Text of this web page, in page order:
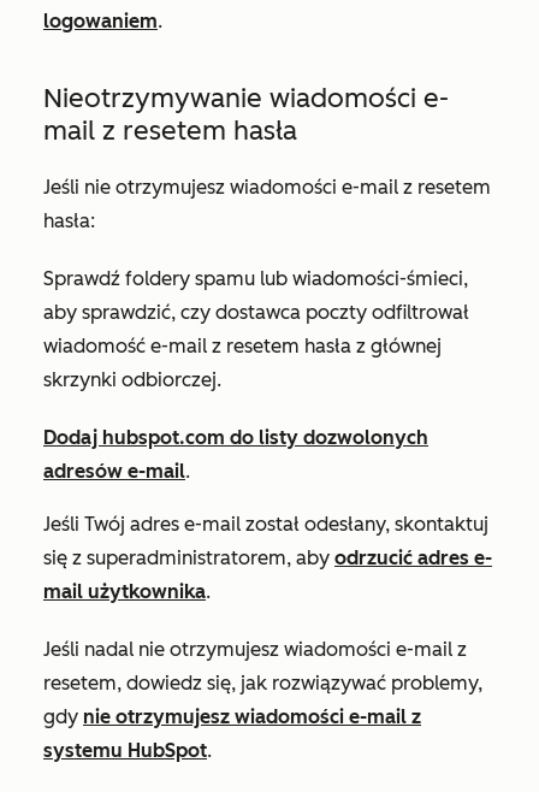
logowaniem.
Nieotrzymywanie wiadomości e-
mail z resetem hasła
Jeśli nie otrzymujesz wiadomości e-mail z resetem
hasła:
Sprawdź foldery spamu lub wiadomości-śmieci,
aby sprawdzić, czy dostawca poczty odfiltrował
wiadomość e-mail z resetem hasła z głównej
skrzynki odbiorczej.
Dodaj hubspot.com do listy dozwolonych
adresów e-mail.
Jeśli Twój adres e-mail został odesłany, skontaktuj
się z superadministratorem, aby odrzucić adres e-
mail użytkownika.
Jeśli nadal nie otrzymujesz wiadomości e-mail z
resetem, dowiedz się, jak rozwiązywać problemy,
gdy nie otrzymujesz wiadomości e-mail z
systemu HubSpot.